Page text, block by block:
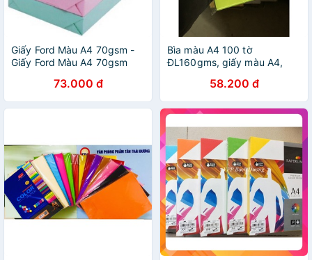
Giấy Ford Màu A4 70gsm -
Giấy Ford Màu A4 70gsm
73.000 đ
Bìa màu A4 100 tờ
ĐL160gms, giấy màu A4,
58.200 đ